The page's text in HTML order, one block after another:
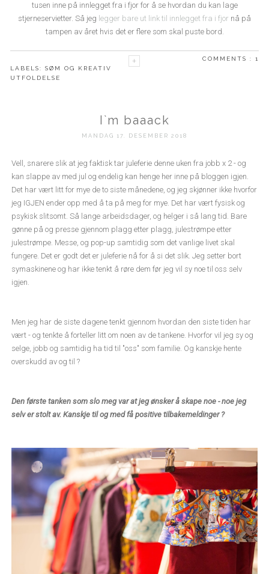
tusen inne på innlegget fra i fjor for å se hvordan du kan lage
stjerneservietter. Så jeg legger bare ut link til innlegget fra i fjor nå på
tampen av året hvis det er flere som skal puste bord.
COMMENTS : 1
LABELS: SØM OG KREATIV
UTFOLDELSE
I`m baaack
MANDAG 17. DESEMBER 2018
Vell, snarere slik at jeg faktisk tar juleferie denne uken fra jobb x 2 - og
kan slappe av med jul og endelig kan henge her inne på bloggen igjen.
Det har vært litt for mye de to siste månedene, og jeg skjønner ikke hvorfor
jeg IGJEN ender opp med å ta på meg for mye. Det har vært fysisk og
psykisk slitsomt. Så lange arbeidsdager, og helger i så lang tid. Bare
gønne på og presse gjennom plagg etter plagg, julestrømpe etter
julestrømpe. Messe, og pop-up samtidig som det vanlige livet skal
fungere. Det er godt det er juleferie nå for å si det slik. Jeg setter bort
symaskinene og har ikke tenkt å røre dem før jeg vil sy noe til oss selv
igjen.
Men jeg har de siste dagene tenkt gjennom hvordan den siste tiden har
vært - og tenkte å forteller litt om noen av de tankene. Hvorfor vil jeg sy og
selge, jobb og samtidig ha tid til "oss" som familie. Og kanskje hente
overskudd av og til ?
Den første tanken som slo meg var at jeg ønsker å skape noe - noe jeg
selv er stolt av. Kanskje til og med få positive tilbakemeldinger ?